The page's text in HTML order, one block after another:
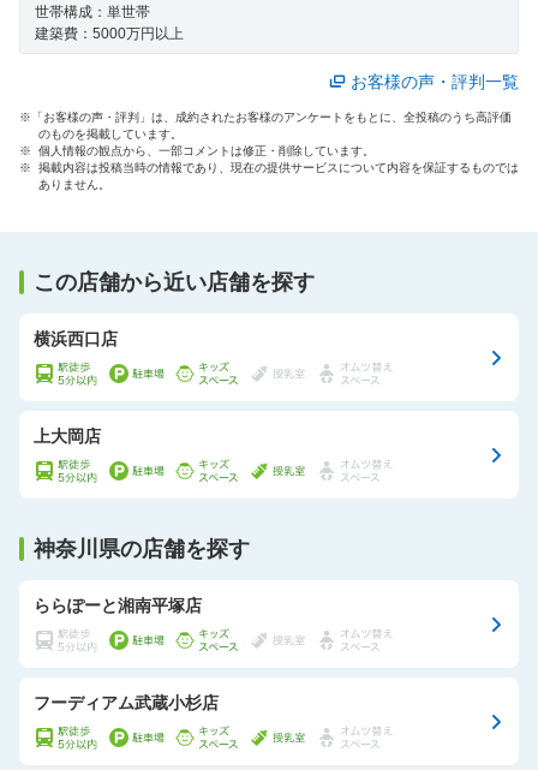
世帯構成： 単世帯
建築費： 5000万円以上
お客様の声・評判一覧
※「お客様の声・評判」は、成約されたお客様のアンケートをもとに、全投稿のうち高評価
のものを掲載しています。
※ 個人情報の観点から、一部コメントは修正・削除しています。
※ 掲載内容は投稿当時の情報であり、現在の提供サービスについて内容を保証するものでは
ありません。
この店舗から近い店舗を探す
横浜西口店
上大岡店
神奈川県の店舗を探す
ららぽーと湘南平塚店
フーディアム武蔵小杉店